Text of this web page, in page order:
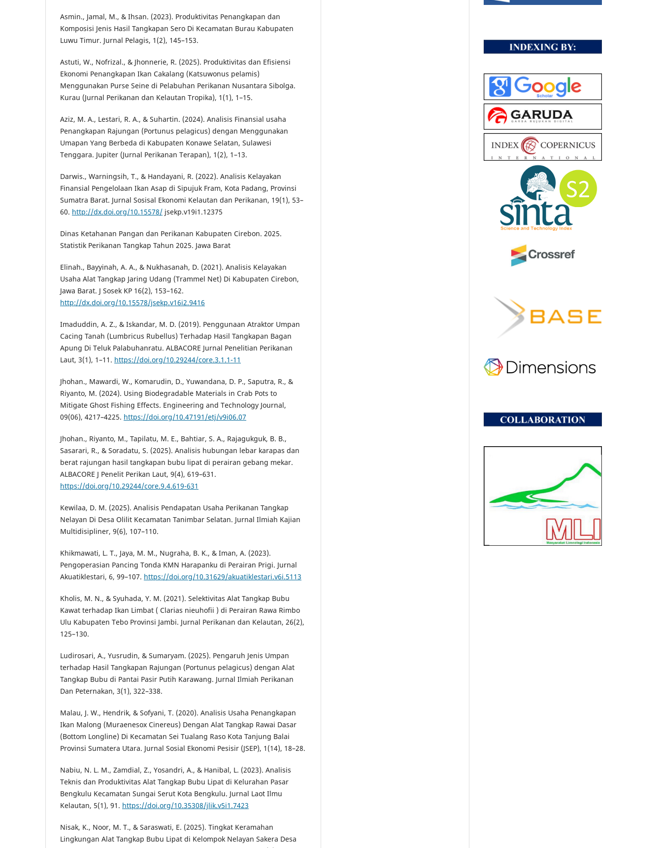
Asmin., Jamal, M., & Ihsan. (2023). Produktivitas Penangkapan dan
Komposisi Jenis Hasil Tangkapan Sero Di Kecamatan Burau Kabupaten
Luwu Timur. Jurnal Pelagis, 1(2), 145–153.
Astuti, W., Nofrizal., & Jhonnerie, R. (2025). Produktivitas dan Efisiensi
Ekonomi Penangkapan Ikan Cakalang (Katsuwonus pelamis)
Menggunakan Purse Seine di Pelabuhan Perikanan Nusantara Sibolga.
Kurau (Jurnal Perikanan dan Kelautan Tropika), 1(1), 1–15.
Aziz, M. A., Lestari, R. A., & Suhartin. (2024). Analisis Finansial usaha
Penangkapan Rajungan (Portunus pelagicus) dengan Menggunakan
Umapan Yang Berbeda di Kabupaten Konawe Selatan, Sulawesi
Tenggara. Jupiter (Jurnal Perikanan Terapan), 1(2), 1–13.
Darwis., Warningsih, T., & Handayani, R. (2022). Analisis Kelayakan
Finansial Pengelolaan Ikan Asap di Sipujuk Fram, Kota Padang, Provinsi
Sumatra Barat. Jurnal Sosisal Ekonomi Kelautan dan Perikanan, 19(1), 53–
60. http://dx.doi.org/10.15578/ jsekp.v19i1.12375
Dinas Ketahanan Pangan dan Perikanan Kabupaten Cirebon. 2025.
Statistik Perikanan Tangkap Tahun 2025. Jawa Barat
Elinah., Bayyinah, A. A., & Nukhasanah, D. (2021). Analisis Kelayakan
Usaha Alat Tangkap Jaring Udang (Trammel Net) Di Kabupaten Cirebon,
Jawa Barat. J Sosek KP 16(2), 153–162.
http://dx.doi.org/10.15578/jsekp.v16i2.9416
Imaduddin, A. Z., & Iskandar, M. D. (2019). Penggunaan Atraktor Umpan
Cacing Tanah (Lumbricus Rubellus) Terhadap Hasil Tangkapan Bagan
Apung Di Teluk Palabuhanratu. ALBACORE Jurnal Penelitian Perikanan
Laut, 3(1), 1–11. https://doi.org/10.29244/core.3.1.1-11
Jhohan., Mawardi, W., Komarudin, D., Yuwandana, D. P., Saputra, R., &
Riyanto, M. (2024). Using Biodegradable Materials in Crab Pots to
Mitigate Ghost Fishing Effects. Engineering and Technology Journal,
09(06), 4217–4225. https://doi.org/10.47191/etj/v9i06.07
Jhohan., Riyanto, M., Tapilatu, M. E., Bahtiar, S. A., Rajagukguk, B. B.,
Sasarari, R., & Soradatu, S. (2025). Analisis hubungan lebar karapas dan
berat rajungan hasil tangkapan bubu lipat di perairan gebang mekar.
ALBACORE J Penelit Perikan Laut, 9(4), 619–631.
https://doi.org/10.29244/core.9.4.619-631
Kewilaa, D. M. (2025). Analisis Pendapatan Usaha Perikanan Tangkap
Nelayan Di Desa Olilit Kecamatan Tanimbar Selatan. Jurnal Ilmiah Kajian
Multidisipliner, 9(6), 107–110.
Khikmawati, L. T., Jaya, M. M., Nugraha, B. K., & Iman, A. (2023).
Pengoperasian Pancing Tonda KMN Harapanku di Perairan Prigi. Jurnal
Akuatiklestari, 6, 99–107. https://doi.org/10.31629/akuatiklestari.v6i.5113
Kholis, M. N., & Syuhada, Y. M. (2021). Selektivitas Alat Tangkap Bubu
Kawat terhadap Ikan Limbat ( Clarias nieuhofii ) di Perairan Rawa Rimbo
Ulu Kabupaten Tebo Provinsi Jambi. Jurnal Perikanan dan Kelautan, 26(2),
125–130.
Ludirosari, A., Yusrudin, & Sumaryam. (2025). Pengaruh Jenis Umpan
terhadap Hasil Tangkapan Rajungan (Portunus pelagicus) dengan Alat
Tangkap Bubu di Pantai Pasir Putih Karawang. Jurnal Ilmiah Perikanan
Dan Peternakan, 3(1), 322–338.
Malau, J. W., Hendrik, & Sofyani, T. (2020). Analisis Usaha Penangkapan
Ikan Malong (Muraenesox Cinereus) Dengan Alat Tangkap Rawai Dasar
(Bottom Longline) Di Kecamatan Sei Tualang Raso Kota Tanjung Balai
Provinsi Sumatera Utara. Jurnal Sosial Ekonomi Pesisir (JSEP), 1(14), 18–28.
Nabiu, N. L. M., Zamdial, Z., Yosandri, A., & Hanibal, L. (2023). Analisis
Teknis dan Produktivitas Alat Tangkap Bubu Lipat di Kelurahan Pasar
Bengkulu Kecamatan Sungai Serut Kota Bengkulu. Jurnal Laot Ilmu
Kelautan, 5(1), 91. https://doi.org/10.35308/jlik.v5i1.7423
Nisak, K., Noor, M. T., & Saraswati, E. (2025). Tingkat Keramahan
Lingkungan Alat Tangkap Bubu Lipat di Kelompok Nelayan Sakera Desa